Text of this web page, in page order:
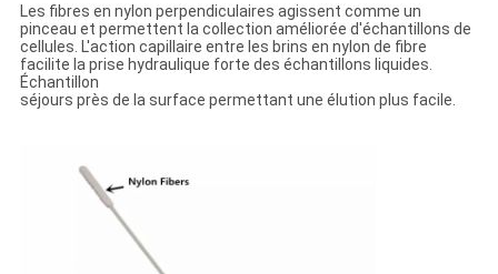
Les fibres en nylon perpendiculaires agissent comme un
pinceau et permettent la collection améliorée d'échantillons de
cellules. L'action capillaire entre les brins en nylon de fibre
facilite la prise hydraulique forte des échantillons liquides.
Échantillon
séjours près de la surface permettant une élution plus facile.